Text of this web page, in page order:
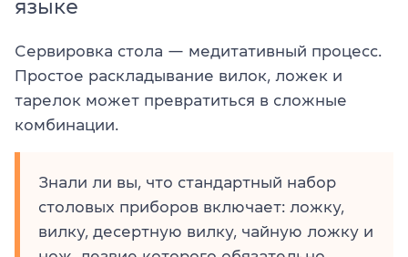
языке
Сервировка стола — медитативный процесс.
Простое раскладывание вилок, ложек и
тарелок может превратиться в сложные
комбинации.
Знали ли вы, что стандартный набор
столовых приборов включает: ложку,
вилку, десертную вилку, чайную ложку и